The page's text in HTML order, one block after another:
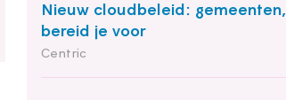
Nieuw cloudbeleid: gemeenten,
bereid je voor
Centric